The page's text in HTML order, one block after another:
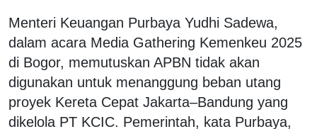
Menteri Keuangan Purbaya Yudhi Sadewa,
dalam acara Media Gathering Kemenkeu 2025
di Bogor, memutuskan APBN tidak akan
digunakan untuk menanggung beban utang
proyek Kereta Cepat Jakarta–Bandung yang
dikelola PT KCIC. Pemerintah, kata Purbaya,